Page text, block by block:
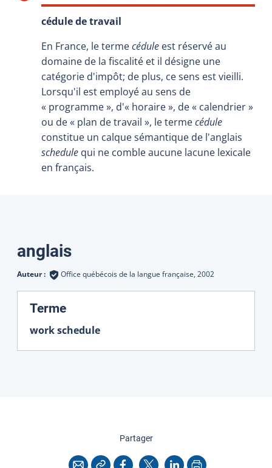
cédule de travail
En France, le termecédule est réservé au
domaine de la fiscalité et il désigne une
catégorie d'impôt; de plus, ce sens est vieilli.
Lorsqu'il est employé au sens de
« programme », d'« horaire », de « calendrier »
ou de « plan de travail », le termecédule
constitue un calque sémantique de l'anglais
schedule qui ne comble aucune lacune lexicale
en français.
Traductions
anglais
Auteur : Office québécois de la langue française, 2002
Terme:
work schedule
Partagercette page
CourrielCopier l'adresse
Facebook
X LinkedInImprimer